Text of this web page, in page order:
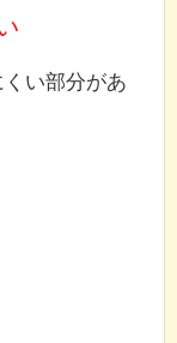
い部分があ